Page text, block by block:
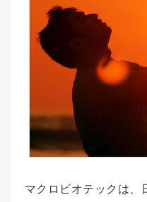
マクロビオテックは、